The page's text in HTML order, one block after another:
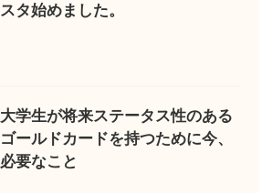
スタ始めました。
大学生が将来ステータス性のある
ゴールドカードを持つために今、
必要なこと